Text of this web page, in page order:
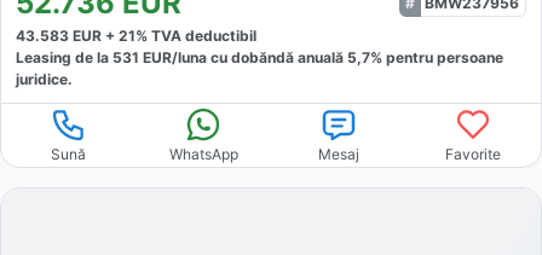
43.583 EUR + 21% TVA deductibil
Leasing de la 531 EUR/luna cu dobăndă anuală 5,7% pentru persoane
juridice.
Sună WhatsApp Mesaj Favorite